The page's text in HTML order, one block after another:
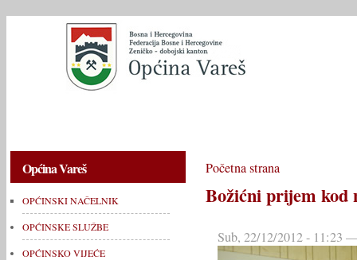
Općina Vareš
OPĆINSKI NAČELNIK
OPĆINSKE SLUŽBE
OPĆINSKO VIJEĆE
Početna strana
Božićni prijem kod
Sub, 22/12/2012 - 11:23